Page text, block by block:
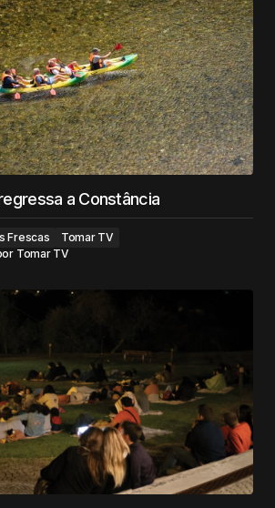
a Constância
Frescas
Tomar TV
Tomar TV